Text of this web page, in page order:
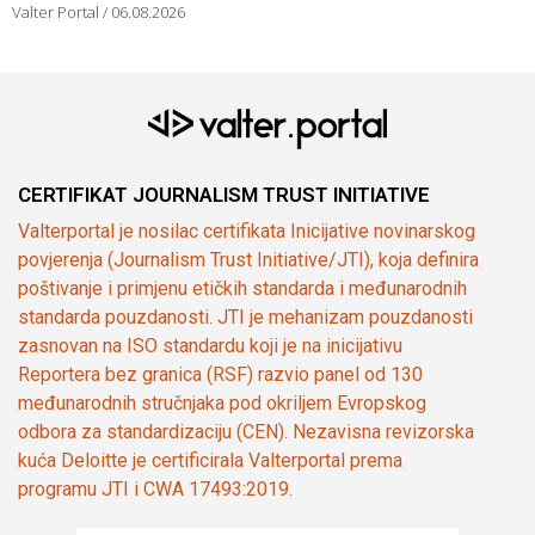
Valter Portal 06.08.2026
CERTIFIKAT JOURNALISM TRUST INITIATIVE
Valterportal je nosilac certifikata Inicijative novinarskog
povjerenja (Journalism Trust Initiative/JTI), koja definira
poštivanje i primjenu etičkih standarda i međunarodnih
standarda pouzdanosti. JTI je mehanizam pouzdanosti
zasnovan na ISO standardu koji je na inicijativu
Reportera bez granica (RSF) razvio panel od 130
međunarodnih stručnjaka pod okriljem Evropskog
odbora za standardizaciju (CEN). Nezavisna revizorska
kuća Deloitte je certificirala Valterportal prema
programu JTI i CWA 17493:2019.